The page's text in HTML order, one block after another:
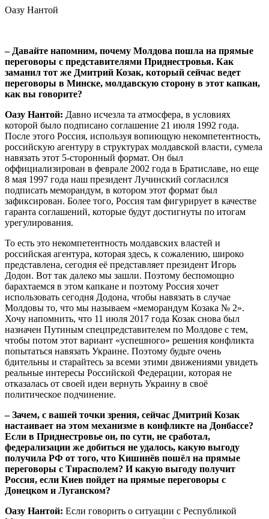
Оазу Нантой
– Давайте напомним, почему Молдова пошла на прямые
переговоры с представителями Приднестровья. Как
заманил тот же Дмитрий Козак, который сейчас ведет
переговоры в Минске, молдавскую сторону в этот капкан,
как вы говорите?
Оазу Нантой: Давно исчезла та атмосфера, в условиях
которой было подписано соглашение 21 июля 1992 года.
После этого Россия, используя вопиющую некомпетентность,
российскую агентуру в структурах молдавской власти, сумела
навязать этот 5-сторонный формат. Он был
оффициализирован в феврале 2002 года в Братиславе, но еще
8 мая 1997 года наш президент Лучинский согласился
подписать меморандум, в котором этот формат был
зафиксирован. Более того, Россия там фигурирует в качестве
гаранта соглашений, которые будут достигнуты по итогам
урегулирования.
То есть это некомпетентность молдавских властей и
российская агентура, которая здесь, к сожалению, широко
представлена, сегодня её представляет президент Игорь
Додон. Вот так далеко мы зашли. Поэтому беспомощно
барахтаемся в этом капкане и поэтому Россия хочет
использовать сегодня Додона, чтобы навязать в случае
Молдовы то, что мы называем «меморандум Козака № 2».
Хочу напомнить, что 11 июля 2017 года Козак снова был
назначен Путиным спецпредставителем по Молдове с тем,
чтобы потом этот вариант «успешного» решения конфликта
попытаться навязать Украине. Поэтому будьте очень
бдительны и старайтесь за всеми этими движениями увидеть
реальные интересы Российской Федерации, которая не
отказалась от своей идеи вернуть Украину в своё
политическое подчинение.
– Зачем, с вашей точки зрения, сейчас Дмитрий Козак
настаивает на этом механизме в конфликте на Донбассе?
Если в Приднестровье он, по сути, не сработал,
федерализации же добиться не удалось, какую выгоду
получила РФ от того, что Кишинёв пошёл на прямые
переговоры с Тирасполем? И какую выгоду получит
Россия, если Киев пойдет на прямые переговоры с
Донецком и Луганском?
Оазу Нантой: Если говорить о ситуации с Республикой